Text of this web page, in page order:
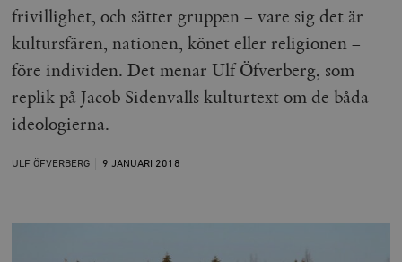
frivillighet, och sätter gruppen – vare sig det är
kultursfären, nationen, könet eller religionen –
före individen. Det menar Ulf Öfverberg, som
replik på Jacob Sidenvalls kulturtext om de båda
ideologierna.
ULF ÖFVERBERG 9 JANUARI 2018